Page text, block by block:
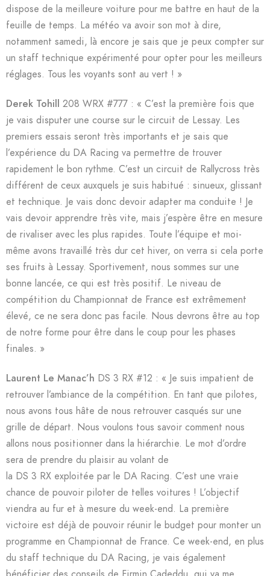
dispose de la meilleure voiture pour me battre en haut de la
feuille de temps. La météo va avoir son mot à dire,
notamment samedi, là encore je sais que je peux compter sur
un staff technique expérimenté pour opter pour les meilleurs
réglages. Tous les voyants sont au vert ! »
Derek Tohill 208 WRX #777 : « C’est la première fois que
je vais disputer une course sur le circuit de Lessay. Les
premiers essais seront très importants et je sais que
l’expérience du DA Racing va permettre de trouver
rapidement le bon rythme. C’est un circuit de Rallycross très
différent de ceux auxquels je suis habitué : sinueux, glissant
et technique. Je vais donc devoir adapter ma conduite ! Je
vais devoir apprendre très vite, mais j’espère être en mesure
de rivaliser avec les plus rapides. Toute l’équipe et moi-
même avons travaillé très dur cet hiver, on verra si cela porte
ses fruits à Lessay. Sportivement, nous sommes sur une
bonne lancée, ce qui est très positif. Le niveau de
compétition du Championnat de France est extrêmement
élevé, ce ne sera donc pas facile. Nous devrons être au top
de notre forme pour être dans le coup pour les phases
finales. »
Laurent Le Manac’h DS 3 RX #12 : « Je suis impatient de
retrouver l’ambiance de la compétition. En tant que pilotes,
nous avons tous hâte de nous retrouver casqués sur une
grille de départ. Nous voulons tous savoir comment nous
allons nous positionner dans la hiérarchie. Le mot d’ordre
sera de prendre du plaisir au volant de
la DS 3 RX exploitée par le DA Racing. C’est une vraie
chance de pouvoir piloter de telles voitures ! L’objectif
viendra au fur et à mesure du week-end. La première
victoire est déjà de pouvoir réunir le budget pour monter un
programme en Championnat de France. Ce week-end, en plus
du staff technique du DA Racing, je vais également